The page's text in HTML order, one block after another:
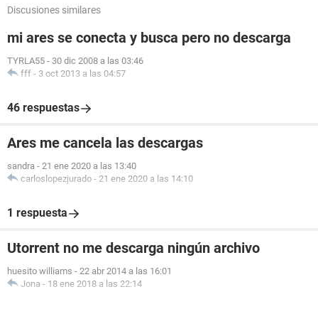
Discusiones similares
mi ares se conecta y busca pero no descarga
TYRLA55 - 30 dic 2008 a las 03:46
fff - 3 oct 2013 a las 04:57
46 respuestas
Ares me cancela las descargas
sandra - 21 ene 2020 a las 13:40
carloslopezjurado - 21 ene 2020 a las 14:10
1 respuesta
Utorrent no me descarga ningún archivo
huesito williams - 22 abr 2014 a las 16:01
Jona - 18 ene 2018 a las 22:14